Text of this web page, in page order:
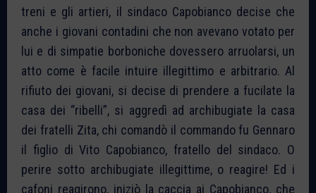
treni e gli artieri, il sindaco Capobianco decise che
anche i giovani contadini che non avevano votato per
lui e di simpatie borboniche dovessero arruolarsi, un
atto come è facile intuire illegittimo e arbitrario. Al
rifiuto dei giovani, si decise di prendere a fucilate la
casa dei “ribelli”, si aggredì ad archibugiate la casa
dei fratelli Zita, chi comandò il commando fu Gennaro
il figlio di Vito Capobianco, fratello del sindaco. O
perire sotto archibugiate illegittime, o reagire! Ed i
cafoni reagirono, iniziò la caccia ai Capobianco, che